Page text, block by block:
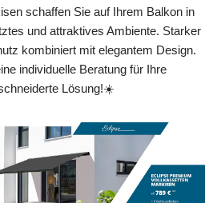
schaffen Sie auf Ihrem Balkon in
und attraktives Ambiente. Starker
kombiniert mit elegantem Design.
individuelle Beratung für Ihre
Lösung!☀️